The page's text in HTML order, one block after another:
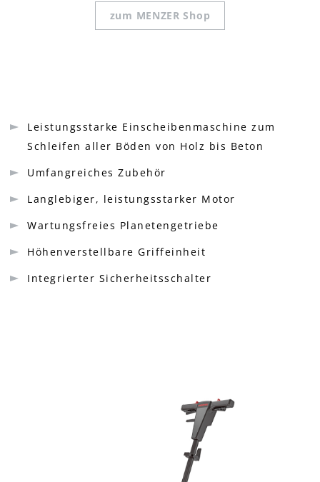
zum MENZER Shop
Leistungsstarke Einscheibenmaschine zum
Schleifen aller Böden von Holz bis Beton
Umfangreiches Zubehör
Langlebiger, leistungsstarker Motor
Wartungsfreies Planetengetriebe
Höhenverstellbare Griffeinheit
Integrierter Sicherheitsschalter